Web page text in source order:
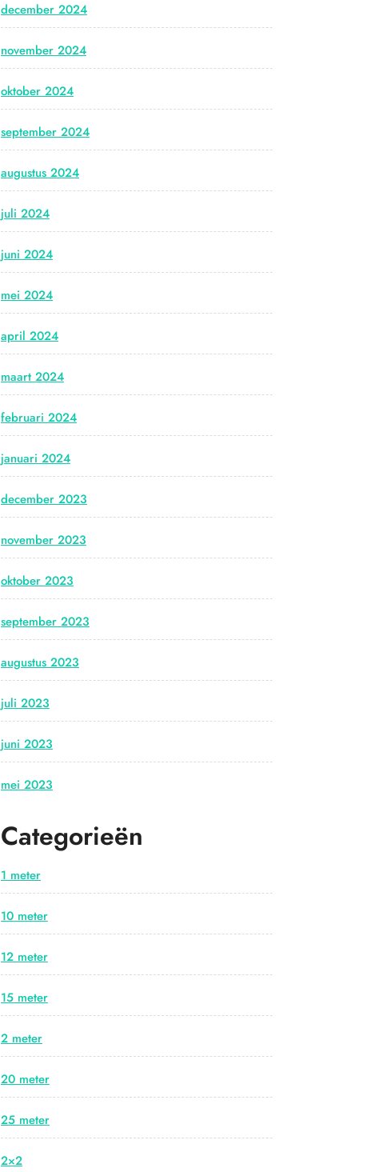
december 2024
november 2024
oktober 2024
september 2024
augustus 2024
juli 2024
juni 2024
mei 2024
april 2024
maart 2024
februari 2024
januari 2024
december 2023
november 2023
oktober 2023
september 2023
augustus 2023
juli 2023
juni 2023
mei 2023
Categorieën
1 meter
10 meter
12 meter
15 meter
2 meter
20 meter
25 meter
2×2